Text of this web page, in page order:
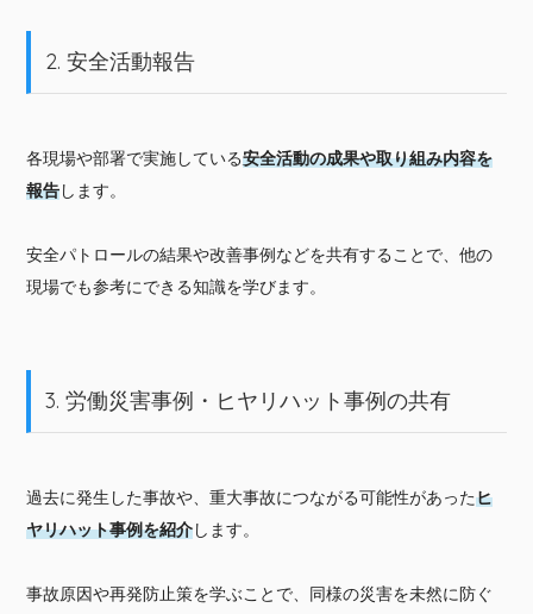
2. 安全活動報告
各現場や部署で実施している安全活動の成果や取り組み内容を
報告します。
安全パトロールの結果や改善事例などを共有することで、他の
現場でも参考にできる知識を学びます。
3. 労働災害事例・ヒヤリハット事例の共有
過去に発生した事故や、重大事故につながる可能性があったヒ
ヤリハット事例を紹介します。
事故原因や再発防止策を学ぶことで、同様の災害を未然に防ぐ